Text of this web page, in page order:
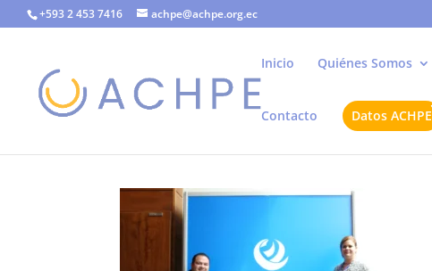
+593 2 453 7416 achpe@achpe.org.ec
Inicio Quiénes Somos
Contacto Datos ACHPE